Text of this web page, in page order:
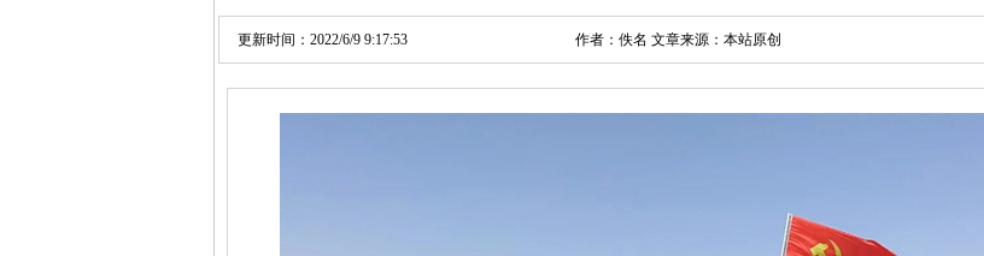
更新时间：2022/6/9 9:17:53 作者：佚名 文章来源：本站原创